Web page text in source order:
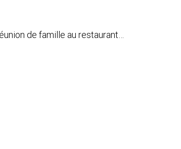
de famille au restaurant…